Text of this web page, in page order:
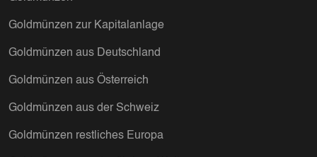
Goldmünzen zur Kapitalanlage
Goldmünzen aus Deutschland
Goldmünzen aus Österreich
Goldmünzen aus der Schweiz
Goldmünzen restliches Europa